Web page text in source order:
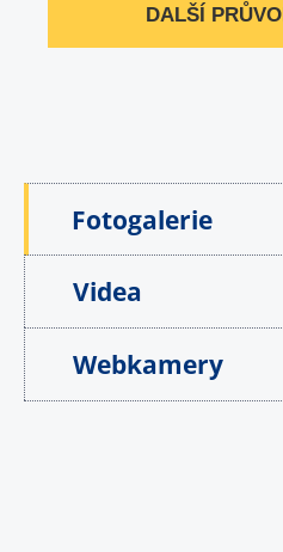
DALŠÍ
Fotogalerie
Videa
Webkamery